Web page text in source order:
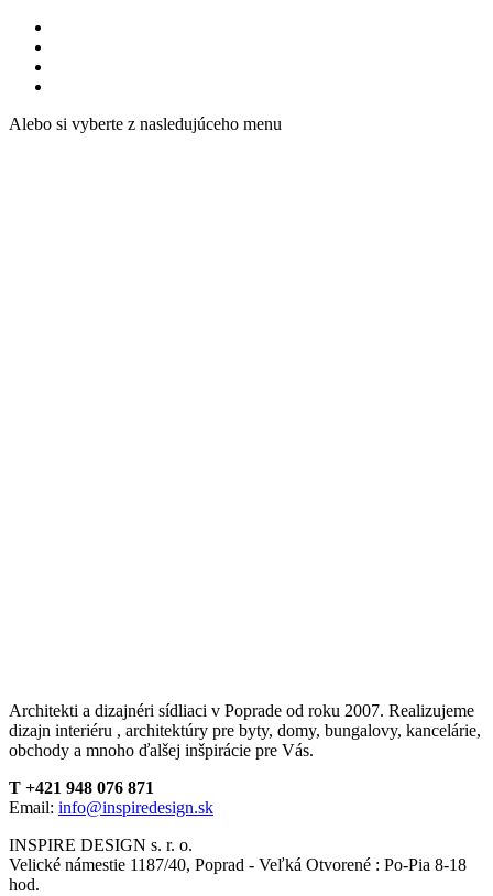
Alebo si vyberte z nasledujúceho menu
Architekti a dizajnéri sídliaci v Poprade od roku 2007. Realizujeme
dizajn interiéru , architektúry pre byty, domy, bungalovy, kancelárie,
obchody a mnoho ďalšej inšpirácie pre Vás.
T +421 948 076 871
Email: info@inspiredesign.sk
INSPIRE DESIGN s. r. o.
Velické námestie 1187/40, Poprad - Veľká Otvorené : Po-Pia 8-18
hod.